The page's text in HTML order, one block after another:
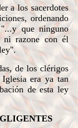
a los sacerdotes
ordenando
que ninguno
ni razone con él
de los clérigos
era ya tan
de esta ley
NTES